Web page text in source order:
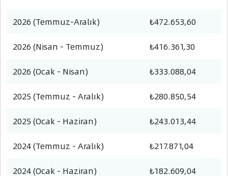
2026 (Temmuz-Aralık)
₺472.653,60
2026 (Nisan - Temmuz)
₺416.361,30
2026 (Ocak - Nisan)
₺333.088,04
2025 (Temmuz - Aralık)
₺280.850,54
2025 (Ocak - Haziran)
₺243.013,44
2024 (Temmuz - Aralık)
₺217.871,04
2024 (Ocak - Haziran)
₺182.609,04